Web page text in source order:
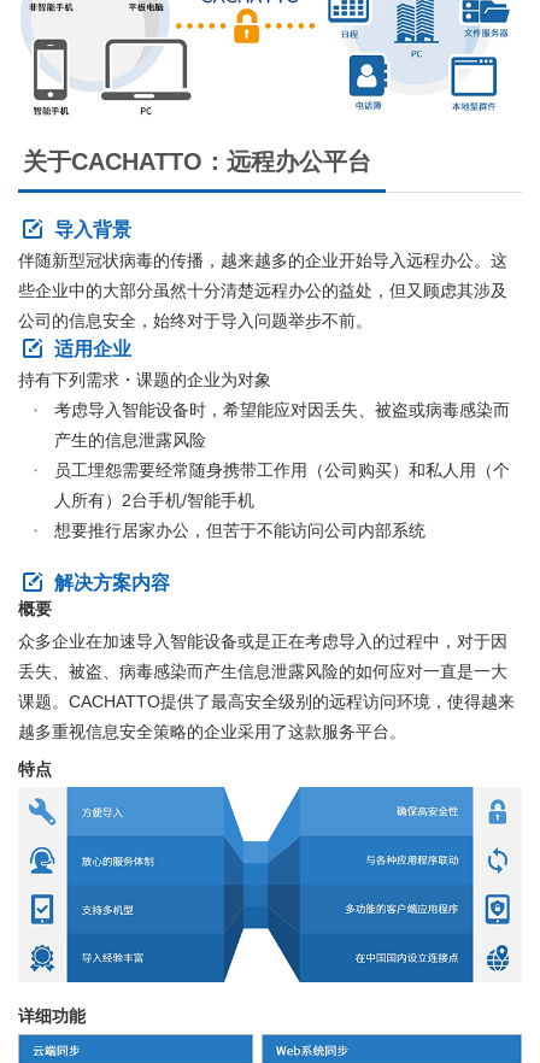
关于CACHATTO：远程办公平台
导入背景
伴随新型冠状病毒的传播，越来越多的企业开始导入远程办公。这
些企业中的大部分虽然十分清楚远程办公的益处，但又顾虑其涉及
公司的信息安全，始终对于导入问题举步不前。
适用企业
持有下列需求・课题的企业为对象
考虑导入智能设备时，希望能应对因丢失、被盗或病毒感染而
产生的信息泄露风险
员工埋怨需要经常随身携带工作用（公司购买）和私人用（个
人所有）2台手机/智能手机
想要推行居家办公，但苦于不能访问公司内部系统
解决方案内容
概要
众多企业在加速导入智能设备或是正在考虑导入的过程中，对于因
丢失、被盗、病毒感染而产生信息泄露风险的如何应对一直是一大
课题。CACHATTO提供了最高安全级别的远程访问环境，使得越来
越多重视信息安全策略的企业采用了这款服务平台。
特点
详细功能